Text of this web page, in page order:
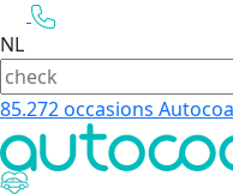
NL
85.272occasions